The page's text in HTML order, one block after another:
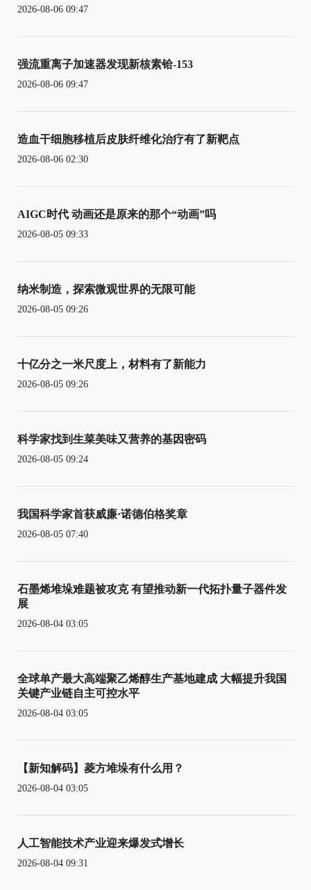
2026-08-06 09:47
强流重离子加速器发现新核素铪-153
2026-08-06 09:47
造血干细胞移植后皮肤纤维化治疗有了新靶点
2026-08-06 02:30
AIGC时代 动画还是原来的那个“动画”吗
2026-08-05 09:33
纳米制造，探索微观世界的无限可能
2026-08-05 09:26
十亿分之一米尺度上，材料有了新能力
2026-08-05 09:26
科学家找到生菜美味又营养的基因密码
2026-08-05 09:24
我国科学家首获威廉·诺德伯格奖章
2026-08-05 07:40
石墨烯堆垛难题被攻克 有望推动新一代拓扑量子器件发
展
2026-08-04 03:05
全球单产最大高端聚乙烯醇生产基地建成 大幅提升我国
关键产业链自主可控水平
2026-08-04 03:05
【新知解码】菱方堆垛有什么用？
2026-08-04 03:05
人工智能技术产业迎来爆发式增长
2026-08-04 09:31